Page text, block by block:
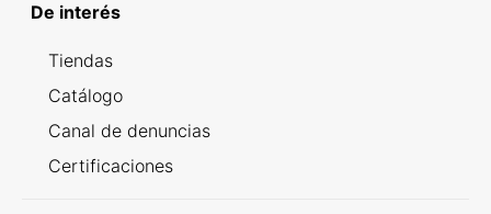
De interés
Tiendas
Catálogo
Canal de denuncias
Certificaciones